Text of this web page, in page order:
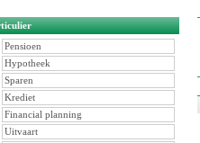
Pensioen
Hypotheek
Sparen
Krediet
Financial planning
Uitvaart